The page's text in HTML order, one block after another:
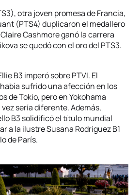
otra joven promesa de Francia,
(PTS4) duplicaron el medallero
Cashmore ganó la carrera
se quedó con el oro del PTS3.
B3 imperó sobre PTVI. El
sufrido una afección en los
de Tokio, pero en Yokohama
sería diferente. Además,
B3 solidificó el título mundial
a la ilustre Susana Rodriguez B1
de París.